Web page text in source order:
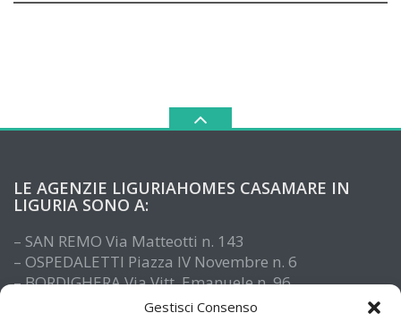
Gestisci Consenso
LE AGENZIE LIGURIAHOMES CASAMARE IN
LIGURIA SONO A:
– SAN REMO Via Matteotti n. 143
– OSPEDALETTI Piazza IV Novembre n. 6
– BORDIGHERA Via Vitt. Emanuele n. 96
– IMPERIA Piazza De Amicis n. 15